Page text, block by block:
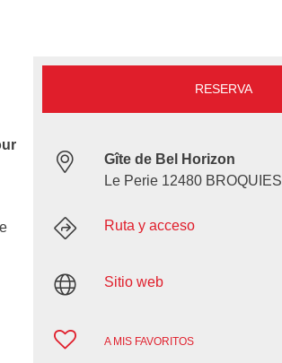
RESERVA
Gîte de Bel Horizon
Le Perie 12480 BROQUIES
Ruta y acceso
Sitio web
A MIS FAVORITOS